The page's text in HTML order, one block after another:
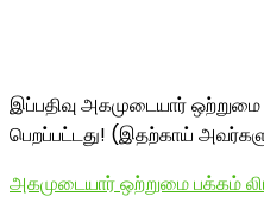
இப்பதிவு அகமுடையார் ஒற்றுமை
பெறப்பட்டது! (இதற்காய்
அகமுடையார் ஒற்றுமை பக்கம்